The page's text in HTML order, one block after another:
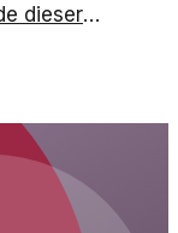
dieser